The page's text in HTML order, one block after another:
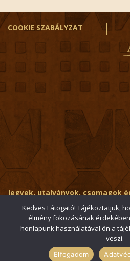
COOKIE SZABÁLYZAT
Jegyek, utalványok, csomagok
érintő kérdések:
Általános érdeklődés:
© 2006-2026 Székesfehérvári Árpád
Kedves Látogató! Tájékoztatjuk,
élmény fokozásának
honlapunk használatával ön a
veszi.
Elfogadom